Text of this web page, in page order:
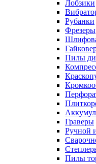
Лобзики
Рубанки
Фрезеры
Пилы
Граверы
Ручной
Пилы